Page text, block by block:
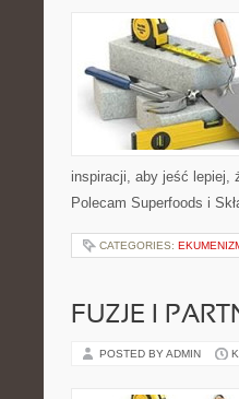
inspiracji, aby jeść lepiej,
Polecam Superfoods i
CATEGORIES:
FUZJE I
POSTED BY ADMIN